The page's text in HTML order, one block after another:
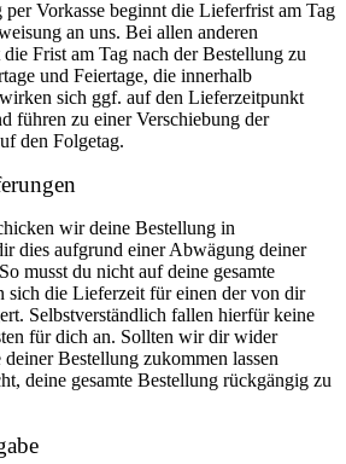
Vorkasse beginnt die Lieferfrist am Tag
an uns. Bei allen anderen
Frist am Tag nach der Bestellung zu
und Feiertage, die innerhalb
sich ggf. auf den Lieferzeitpunkt
führen zu einer Verschiebung der
den Folgetag.
wir deine Bestellung in
dies aufgrund einer Abwägung deiner
musst du nicht auf deine gesamte
sich die Lieferzeit für einen der von dir
Selbstverständlich fallen hierfür keine
für dich an. Sollten wir dir wider
Bestellung zukommen lassen
deine gesamte Bestellung rückgängig zu